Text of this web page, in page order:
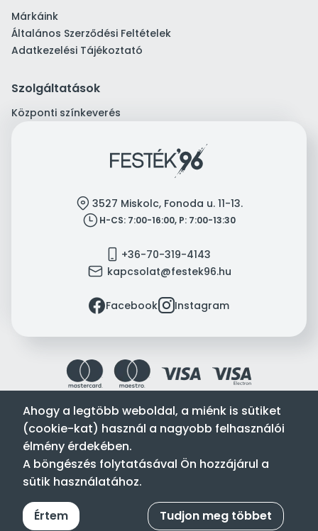
Márkáink
Általános Szerződési Feltételek
Adatkezelési Tájékoztató
Szolgáltatások
Központi színkeverés
location 3527 Miskolc, Fonoda u. 11-13.
clock H-CS: 7:00-16:00, P: 7:00-13:30
mobile +36-70-319-4143
mail kapcsolat@festek96.hu
facebookFacebookinstagramInstagram
Festék’96 Kft. © 1996-2024. Minden jog fenntartva.
Tervezte és készítette:
forgalmazója.
Ahogy a legtöbb weboldal, a miénk is sütiket
(cookie-kat) használ a nagyobb felhasználói
élmény érdekében.
A böngészés folytatásával Ön hozzájárul a
sütik használatához.
Értem Tudjon meg többet